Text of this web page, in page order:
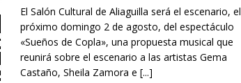
El Salón Cultural de Aliaguilla será el escenario, el
próximo domingo 2 de agosto, del espectáculo
«Sueños de Copla», una propuesta musical que
reunirá sobre el escenario a las artistas Gema
Castaño, Sheila Zamora e [...]